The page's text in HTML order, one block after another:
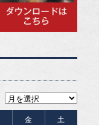
金 土